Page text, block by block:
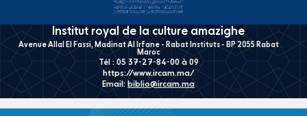
Institut royal de la culture amazighe
Avenue Allal El Fassi, Madinat Al Irfane - Rabat Instituts - BP 2055 Rabat
Maroc
Tél : 05 37-27-84-00 à 09
https://www.ircam.ma/
Email: biblio@ircam.ma